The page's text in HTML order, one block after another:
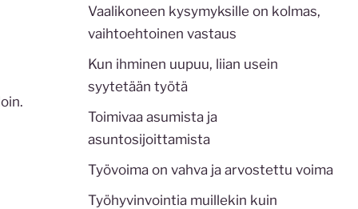
Vaalikoneen kysymyksille on kolmas,
vaihtoehtoinen vastaus
Kun ihminen uupuu, liian usein
syytetään työtä
Toimivaa asumista ja
asuntosijoittamista
Työvoima on vahva ja arvostettu voima
Työhyvinvointia muillekin kuin